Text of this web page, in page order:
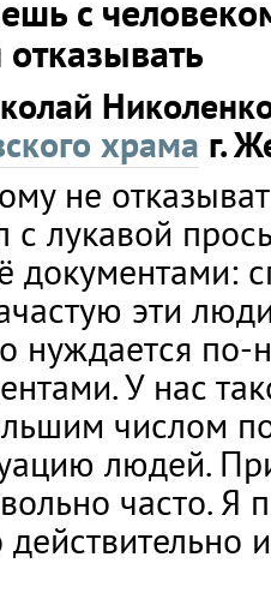
с
храма г.
не
с лукавой
документами:
эти
нуждается
У нас
числом
людей.
часто. Я
действительно